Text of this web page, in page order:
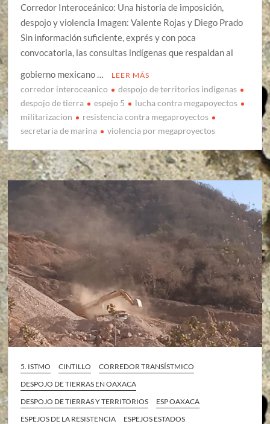
Corredor Interoceánico: Una historia de imposición,
despojo y violencia Imagen: Valente Rojas y Diego Prado
Sin información suficiente, exprés y con poca
convocatoria, las consultas indígenas que respaldan al
gobierno mexicano …
LEER MÁS
corredor interoceanico
despojo de territorios indigenas
despojo de tierra
espejo 5
lucha contra megapoyectos
militarizacion
resistencia contra megaproyectos
secretaria de marina
violencia por megaproyectos
5. ISTMO CINTILLO
CORREDOR TRANSÍSTMICO
DESPOJO DE TIERRAS EN OAXACA
DESPOJO DE TIERRAS Y TERRITORIOS
ESP OAXACA
ESPEJOS DE LA RESISTENCIA
ESPEJOS ESTADOS